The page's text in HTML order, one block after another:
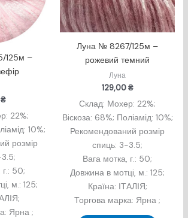
125м –
₴
22%;
10%;
розмір
г.: 50;
м.: 125;
Ярна ;
Луна № 8267/125м –
рожевий темний
Луна
129,00₴
Склад: Мохер: 22%;
Вiскоза: 68%; Поліамід: 10%;
Рекомендований розмір
спиць: 3-3.5;
Вага мотка, г.: 50;
Довжина в мотцi, м.: 125;
Країна: ІТАЛІЯ;
Торгова марка: Ярна ;